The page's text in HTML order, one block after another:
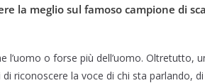
la meglio sul famoso campione di
l’uomo o forse più dell’uomo. Oltretutto,
riconoscere la voce di chi sta parlando, di